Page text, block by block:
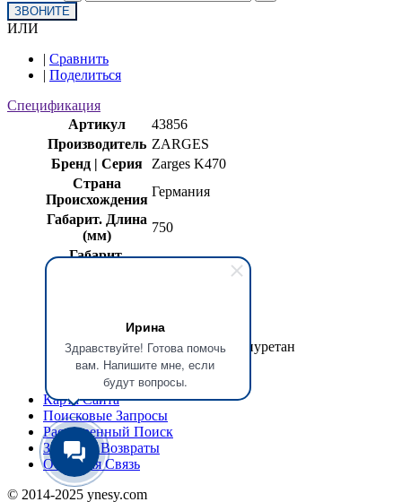
Ирина
Здравствуйте! Готова помочь
вам. Напишите мне, если
будут вопросы.
ЗВОНИТЕ
ИЛИ
| Сравнить
| Поделиться
Спецификация
Артикул
43856
Производитель ZARGES
Бренд | Серия
Zarges K470
Страна
Происхождения
Германия
Габарит. Длина
(мм)
750
Габарит.
550
Масса (кг)
3,920
Материал
(PPU) Пенополиуретан
Цвет
Чёрный
Карта Сайта
Поисковые Запросы
Расширенный Поиск
Заказы и Возвраты
Обратная Связь
© 2014-2025 ynesy.com